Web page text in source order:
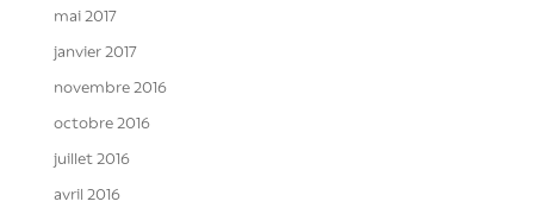
mai 2017
janvier 2017
novembre 2016
octobre 2016
juillet 2016
avril 2016